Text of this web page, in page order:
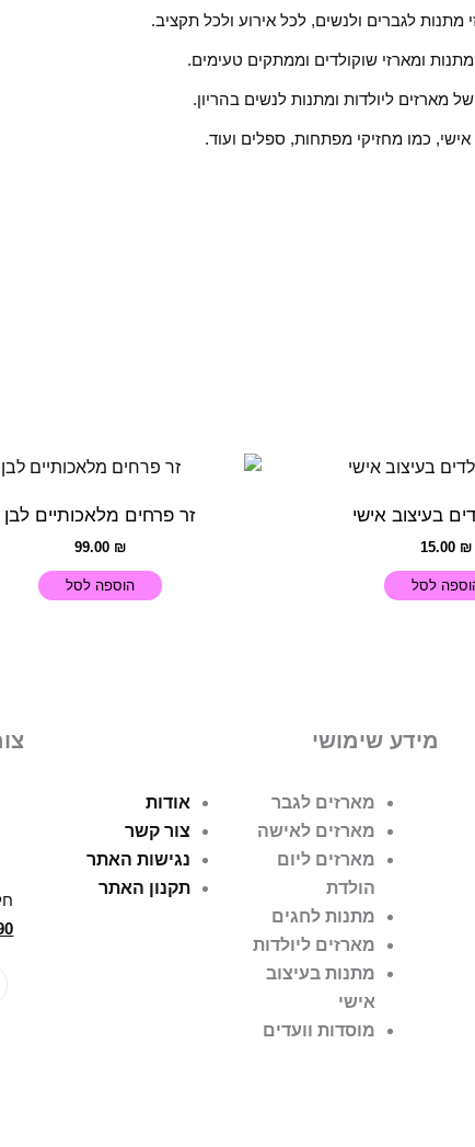
מתנות לגברים ולנשים, לכל אירוע ולכל תקציב.
ומארזי שוקולדים וממתקים טעימים.
מארזים ליולדות ומתנות לנשים בהריון.
כמו מחזיקי מפתחות, ספלים ועוד.
בעיצוב אישי
15.00 ₪
לסל
זר פרחים מלאכותיים לבן
99.00 ₪
הוספה לסל
מידע שימושי
מארזים לגבר
מארזים לאישה
מארזים ליום
הולדת
מתנות לחגים
מארזים ליולדות
מתנות בעיצוב
אישי
מוסדות וועדים
אודות
צור קשר
נגישות האתר
תקנון האתר